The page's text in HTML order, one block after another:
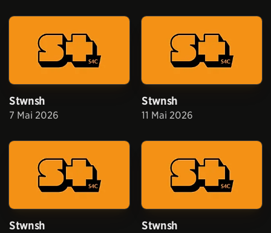
Stwnsh
7 Mai 2026
Stwnsh
11 Mai 2026
Stwnsh Stwnsh